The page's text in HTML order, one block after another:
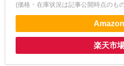
(価格・在庫状況は記事公開時点のも
Amazon
楽天市